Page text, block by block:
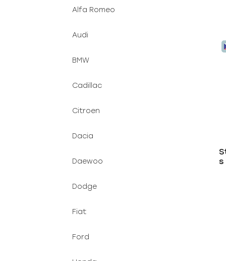
Alfa Romeo
Audi
BMW
Cadillac
Citroen
Dacia
Daewoo
Dodge
Fiat
Ford
s